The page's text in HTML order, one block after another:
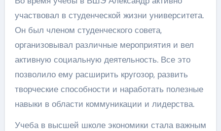
участвовал в студенческой жизни университета.
Он был членом студенческого совета,
организовывал различные мероприятия и вел
активную социальную деятельность. Все это
позволило ему расширить кругозор, развить
творческие способности и наработать полезные
навыки в области коммуникации и лидерства.
Учеба в высшей школе экономики стала важным